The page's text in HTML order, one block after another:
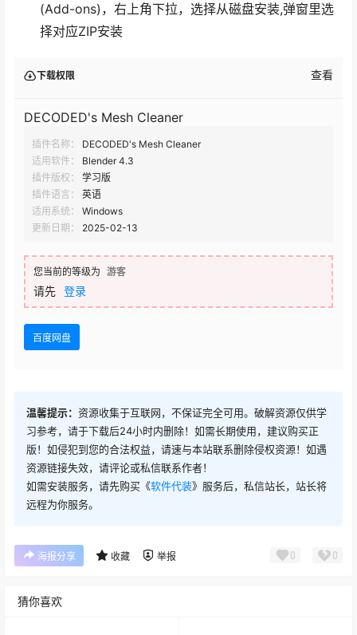
(Add-ons)，右上角下拉，选择从磁盘安装,弹窗里选
择对应ZIP安装
下载权限 查看
DECODED's Mesh Cleaner
插件名称：
DECODED's Mesh Cleaner
适用软件：
Blender 4.3
插件版权：
学习版
插件语言：
英语
适用系统：
Windows
更新日期：
2025-02-13
您当前的等级为 游客
请先 登录
百度网盘
温馨提示： 资源收集于互联网，不保证完全可用。破解资源仅供学
习参考，请于下载后24小时内删除！如需长期使用，建议购买正
版！如侵犯到您的合法权益，请速与本站联系删除侵权资源！如遇
资源链接失效，请评论或私信联系作者！
如需安装服务，请先购买《软件代装》服务后，私信站长，站长将
远程为你服务。
海报分享 收藏 举报 0 0
猜你喜欢